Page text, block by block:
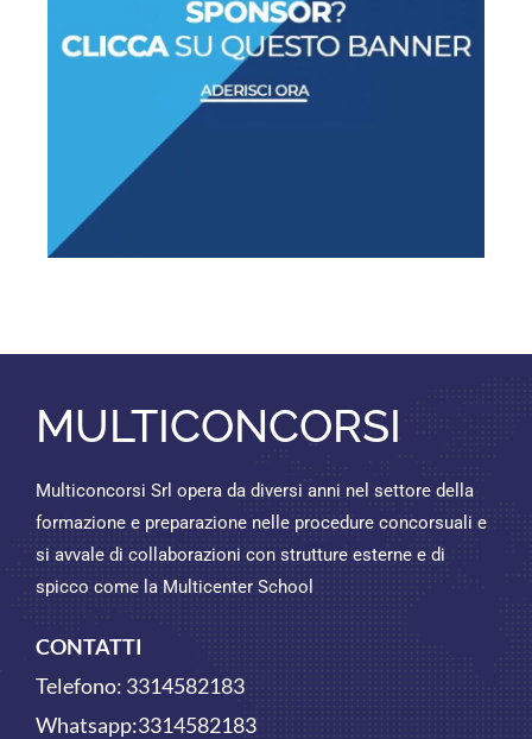
MULTICONCORSI
Multiconcorsi Srl opera da diversi anni nel settore della
formazione e preparazione nelle procedure concorsuali e
si avvale di collaborazioni con strutture esterne e di
spicco come la Multicenter School
CONTATTI
Telefono: 3314582183
Whatsapp:3314582183